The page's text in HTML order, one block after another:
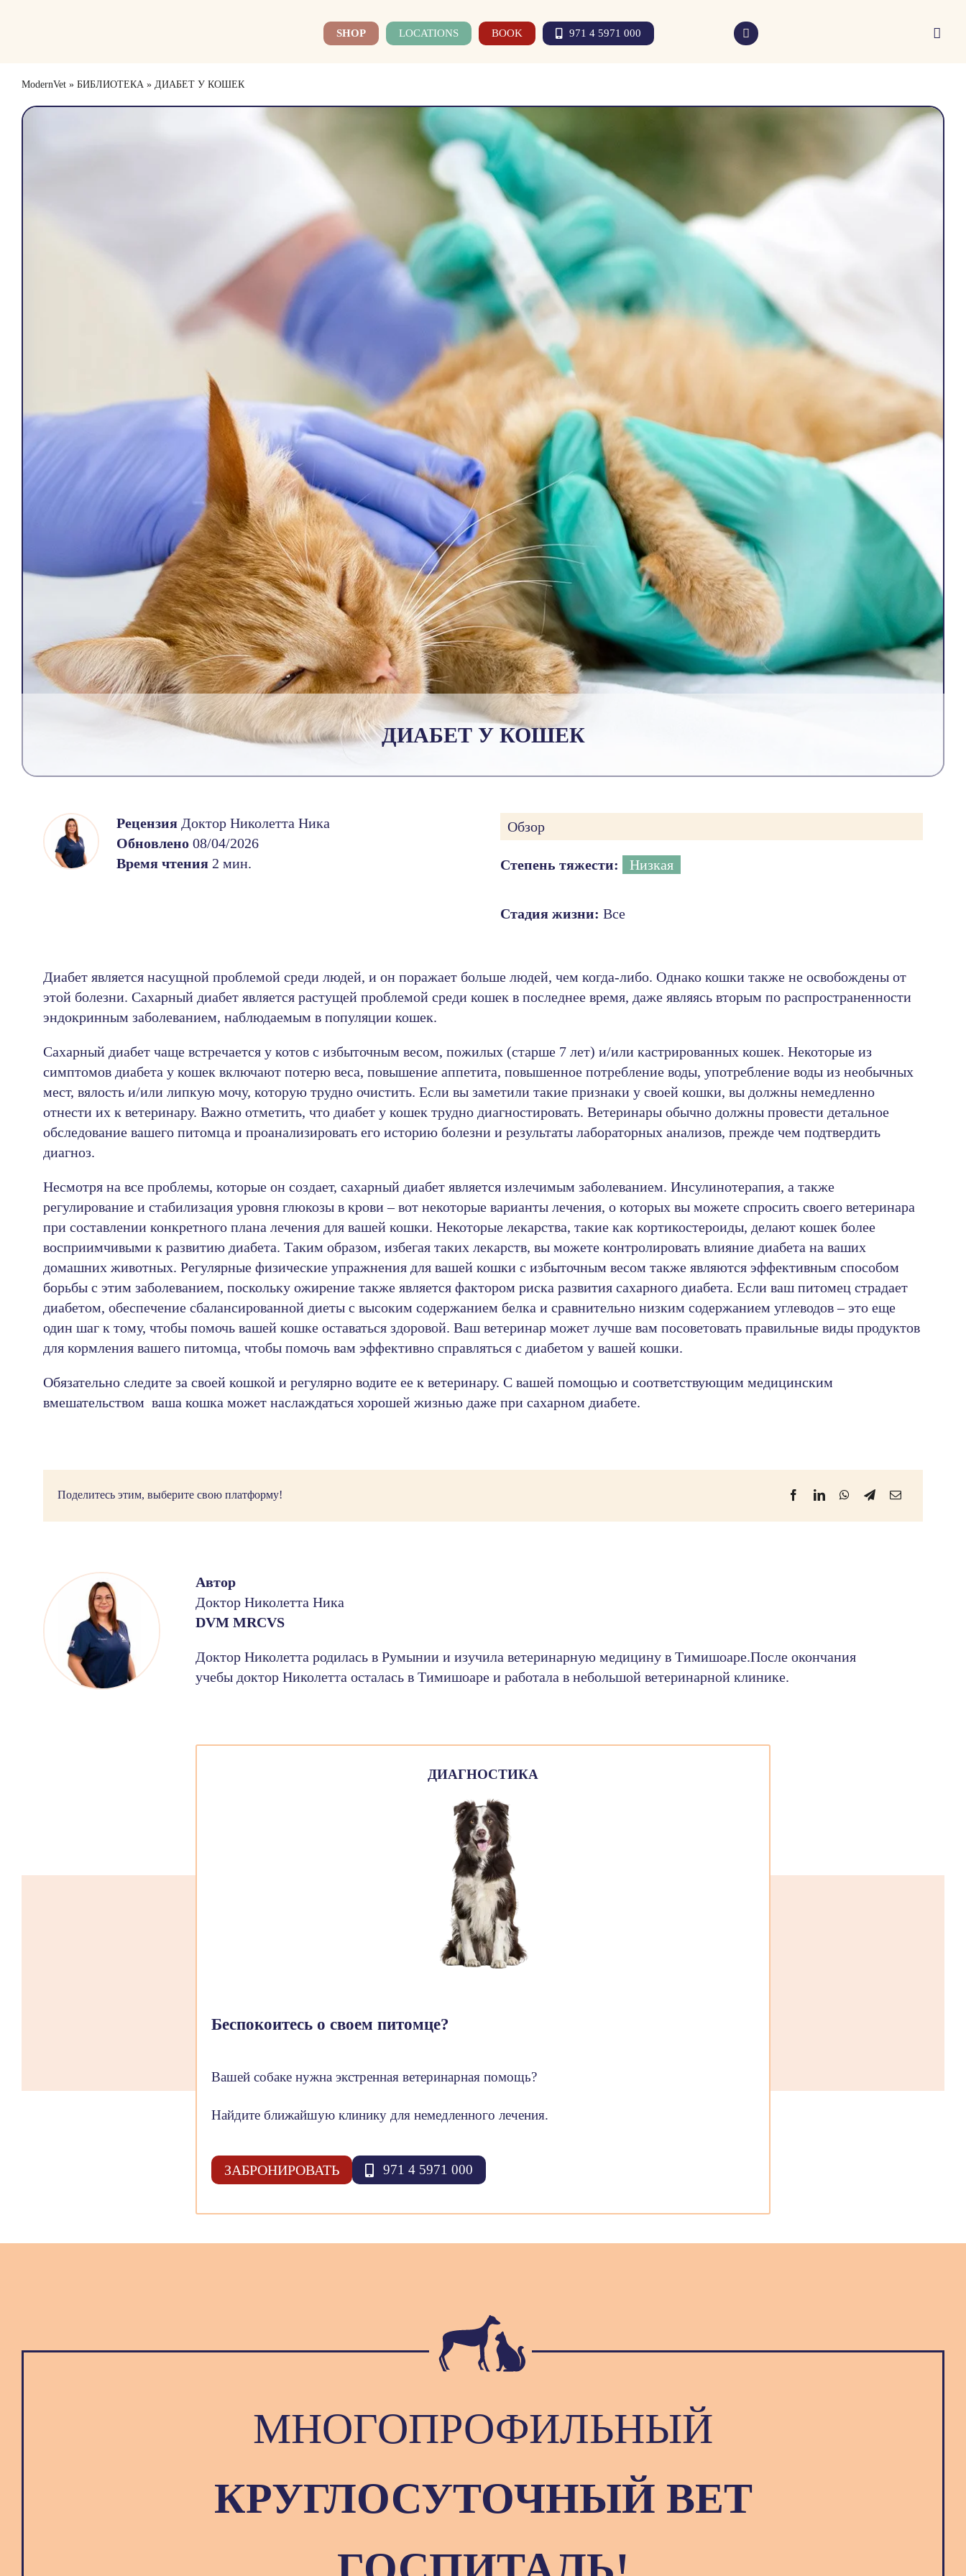
SHOP LOCATIONS BOOK 971 4 5971 000
ModernVet» БИБЛИОТЕКА» ДИАБЕТ У КОШЕК
ДИАБЕТ У КОШЕК
Рецензия Доктор Николетта Ника
Обновлено08/04/2026
Время чтения2 мин.
Обзор
Степень тяжести: Низкая
Стадия жизни: Все
Диабет является насущной проблемой среди людей, и он поражает больше людей, чем когда-либо. Однако кошки также не освобождены от
этой болезни. Сахарный диабет является растущей проблемой среди кошек в последнее время, даже являясь вторым по распространенности
эндокринным заболеванием, наблюдаемым в популяции кошек.
Сахарный диабет чаще встречается у котов с избыточным весом, пожилых (старше 7 лет) и/или кастрированных кошек. Некоторые из
симптомов диабета у кошек включают потерю веса, повышение аппетита, повышенное потребление воды, употребление воды из необычных
мест, вялость и/или липкую мочу, которую трудно очистить. Если вы заметили такие признаки у своей кошки, вы должны немедленно
отнести их к ветеринару. Важно отметить, что диабет у кошек трудно диагностировать. Ветеринары обычно должны провести детальное
обследование вашего питомца и проанализировать его историю болезни и результаты лабораторных анализов, прежде чем подтвердить
диагноз.
Несмотря на все проблемы, которые он создает, сахарный диабет является излечимым заболеванием. Инсулинотерапия, а также
регулирование и стабилизация уровня глюкозы в крови – вот некоторые варианты лечения, о которых вы можете спросить своего ветеринара
при составлении конкретного плана лечения для вашей кошки. Некоторые лекарства, такие как кортикостероиды, делают кошек более
восприимчивыми к развитию диабета. Таким образом, избегая таких лекарств, вы можете контролировать влияние диабета на ваших
домашних животных. Регулярные физические упражнения для вашей кошки с избыточным весом также являются эффективным способом
борьбы с этим заболеванием, поскольку ожирение также является фактором риска развития сахарного диабета. Если ваш питомец страдает
диабетом, обеспечение сбалансированной диеты с высоким содержанием белка и сравнительно низким содержанием углеводов – это еще
один шаг к тому, чтобы помочь вашей кошке оставаться здоровой. Ваш ветеринар может лучше вам посоветовать правильные виды продуктов
для кормления вашего питомца, чтобы помочь вам эффективно справляться с диабетом у вашей кошки.
Обязательно следите за своей кошкой и регулярно водите ее к ветеринару. С вашей помощью и соответствующим медицинским
вмешательством ваша кошка может наслаждаться хорошей жизнью даже при сахарном диабете.
Поделитесь этим, выберите свою платформу!
Автор
Доктор Николетта Ника
DVM MRCVS
Доктор Николетта родилась в Румынии и изучила ветеринарную медицину в Тимишоаре.После окончания
учебы доктор Николетта осталась в Тимишоаре и работала в небольшой ветеринарной клинике.
ДИАГНОСТИКА
Беспокоитесь о своем питомце?
Вашей собаке нужна экстренная ветеринарная помощь?
Найдите ближайшую клинику для немедленного лечения.
ЗАБРОНИРОВАТЬ 971 4 5971 000
МНОГОПРОФИЛЬНЫЙ
КРУГЛОСУТОЧНЫЙ ВЕТ